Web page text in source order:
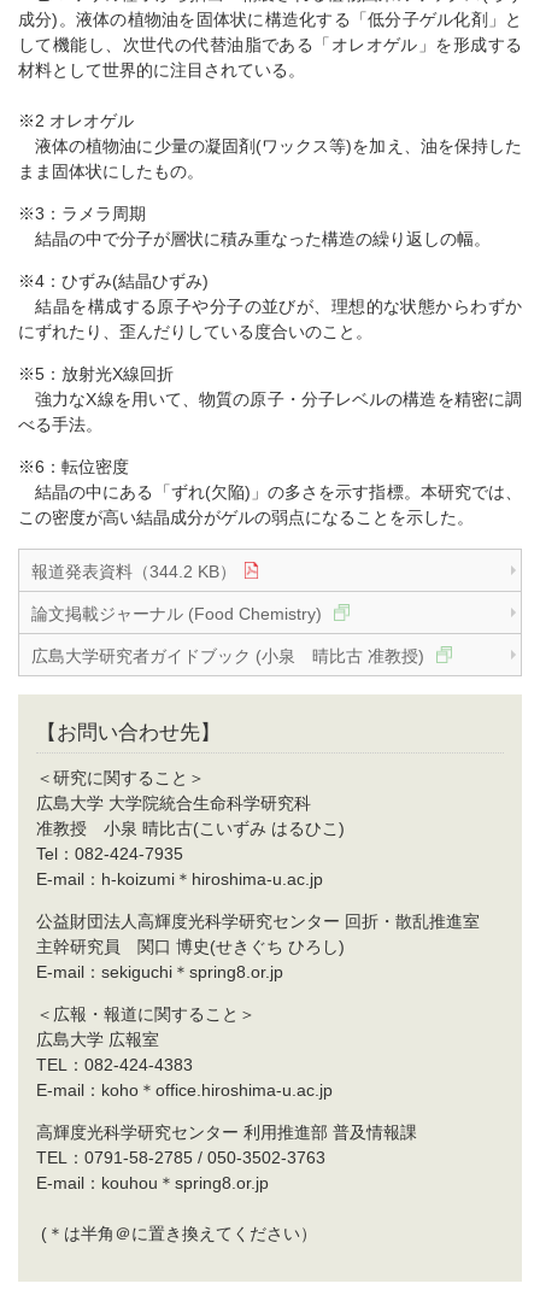
成分)。液体の植物油を固体状に構造化する「低分子ゲル化剤」と
して機能し、次世代の代替油脂である「オレオゲル」を形成する
材料として世界的に注目されている。
※2 オレオゲル
液体の植物油に少量の凝固剤(ワックス等)を加え、油を保持した
まま固体状にしたもの。
※3：ラメラ周期
結晶の中で分子が層状に積み重なった構造の繰り返しの幅。
※4：ひずみ(結晶ひずみ)
結晶を構成する原子や分子の並びが、理想的な状態からわずか
にずれたり、歪んだりしている度合いのこと。
※5：放射光X線回折
強力なX線を用いて、物質の原子・分子レベルの構造を精密に調
べる手法。
※6：転位密度
結晶の中にある「ずれ(欠陥)」の多さを示す指標。本研究では、
この密度が高い結晶成分がゲルの弱点になることを示した。
報道発表資料（344.2 KB）
論文掲載ジャーナル (Food Chemistry)
広島大学研究者ガイドブック (小泉 晴比古 准教授)
【お問い合わせ先】
＜研究に関すること＞
広島大学 大学院統合生命科学研究科
准教授 小泉 晴比古(こいずみ はるひこ)
Tel：082-424-7935
E-mail：h-koizumi＊hiroshima-u.ac.jp
公益財団法人高輝度光科学研究センター 回折・散乱推進室
主幹研究員 関口 博史(せきぐち ひろし)
E-mail：sekiguchi＊spring8.or.jp
＜広報・報道に関すること＞
広島大学 広報室
TEL：082-424-4383
E-mail：koho＊office.hiroshima-u.ac.jp
高輝度光科学研究センター 利用推進部 普及情報課
TEL：0791-58-2785 / 050-3502-3763
E-mail：kouhou＊spring8.or.jp
(＊は半角＠に置き換えてください）